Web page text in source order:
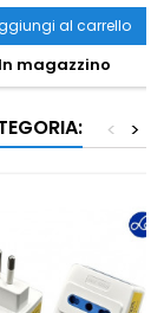
al carrello
In magazzino
>
<